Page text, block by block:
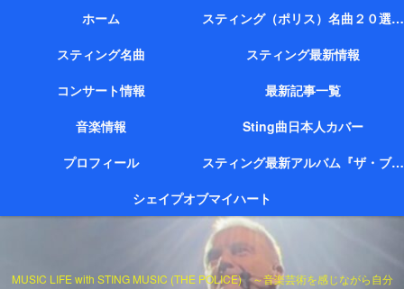
MUSIC LIFE with STING MUSIC (THE POLICE) ～音楽芸術を感じながら自分
ホーム
スティング（ポリス）名曲２０選（代表作）
スティング名曲
スティング最新情報
コンサート情報
最新記事一覧
音楽情報
Sting曲日本人カバー
プロフィール
スティング最新アルバム『ザ・ブリッジ』
シェイプオブマイハート